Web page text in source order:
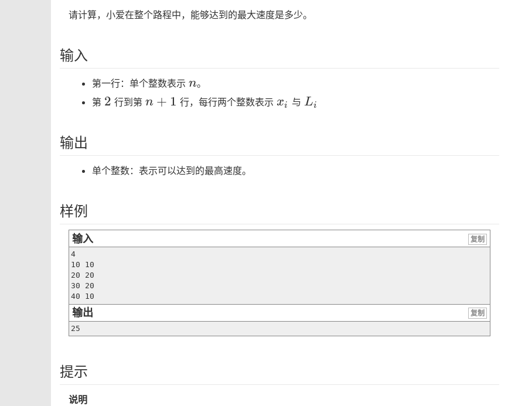
请计算，小爱在整个路程中，能够达到的最大速度是多少。
输入
第一行：单个整数表示 n
n。
第 2
2 行到第 n+1
n + 1 行，每行两个整数表示 x_i
xi 与L_i
Li
输出
单个整数：表示可以达到的最高速度。
样例
输入
复制
4
10 10
20 20
30 20
40 10
输出
复制
25
提示
说明